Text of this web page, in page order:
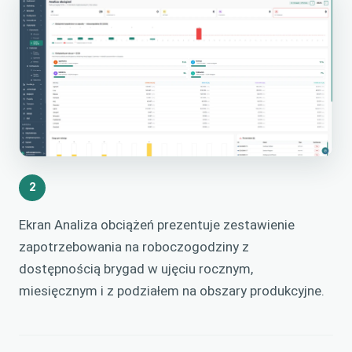
2
Ekran Analiza obciążeń prezentuje zestawienie
zapotrzebowania na roboczogodziny z
dostępnością brygad w ujęciu rocznym,
miesięcznym i z podziałem na obszary produkcyjne.